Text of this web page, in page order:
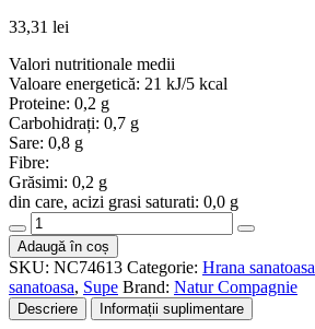
33,31 lei
Valori nutritionale medii
Valoare energetică: 21 kJ/5 kcal
Proteine: 0,2 g
Carbohidrați: 0,7 g
Sare: 0,8 g
Fibre:
Grăsimi: 0,2 g
din care, acizi grasi saturati: 0,0 g
Cantitate
Supa
bio
de
pui,
100g
Adaugă în coș
SKU: NC74613 Categorie: Hrana sanatoasa
sanatoasa, Supe Brand: Natur Compagnie
Descriere Informații suplimentare